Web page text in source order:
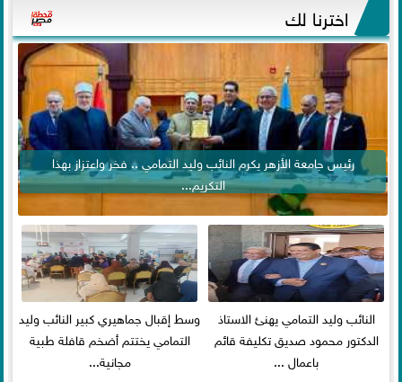
اخترنا لك
رئيس جامعة الأزهر يكرم النائب وليد التمامي .. فخر واعتزاز بهذا
التكريم...
النائب وليد التمامي يهنئ الاستاذ
الدكتور محمود صديق تكليفة قائم
باعمال ...
وسط إقبال جماهيري كبير النائب وليد
التمامي يختتم أضخم قافلة طبية
مجانية...